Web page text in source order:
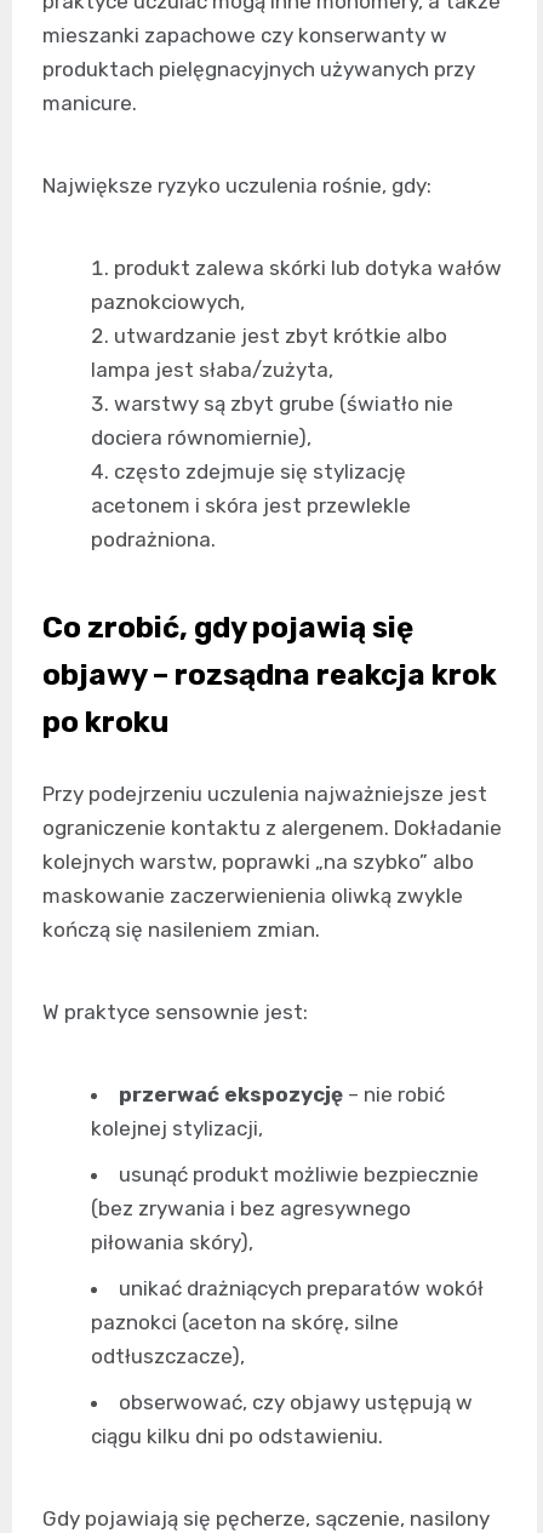
mieszanki zapachowe czy konserwanty w
produktach pielęgnacyjnych używanych przy
manicure.
Największe ryzyko uczulenia rośnie, gdy:
produkt zalewa skórki lub dotyka wałów
paznokciowych,
utwardzanie jest zbyt krótkie albo
lampa jest słaba/zużyta,
warstwy są zbyt grube (światło nie
dociera równomiernie),
często zdejmuje się stylizację
acetonem i skóra jest przewlekle
podrażniona.
Co zrobić, gdy pojawią się
objawy – rozsądna reakcja krok
po kroku
Przy podejrzeniu uczulenia najważniejsze jest
ograniczenie kontaktu z alergenem. Dokładanie
kolejnych warstw, poprawki „na szybko” albo
maskowanie zaczerwienienia oliwką zwykle
kończą się nasileniem zmian.
W praktyce sensownie jest:
przerwać ekspozycję – nie robić
kolejnej stylizacji,
usunąć produkt możliwie bezpiecznie
(bez zrywania i bez agresywnego
piłowania skóry),
unikać drażniących preparatów wokół
paznokci (aceton na skórę, silne
odtłuszczacze),
obserwować, czy objawy ustępują w
ciągu kilku dni po odstawieniu.
Gdy pojawiają się pęcherze, sączenie, nasilony